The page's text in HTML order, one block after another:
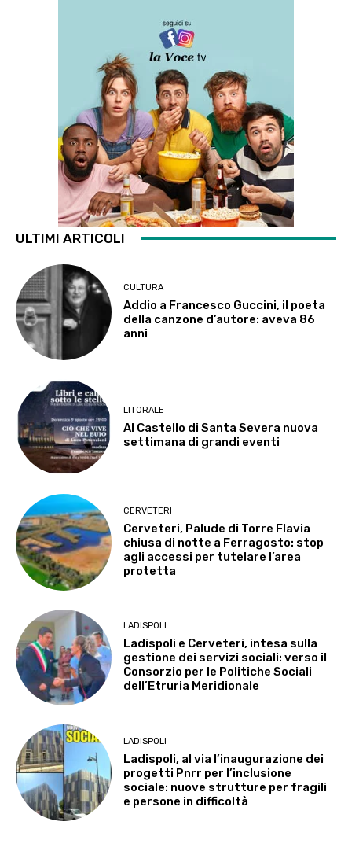
ULTIMI ARTICOLI
CULTURA
Addio a Francesco Guccini, il poeta
della canzone d’autore: aveva 86
anni
LITORALE
Al Castello di Santa Severa nuova
settimana di grandi eventi
CERVETERI
Cerveteri, Palude di Torre Flavia
chiusa di notte a Ferragosto: stop
agli accessi per tutelare l’area
protetta
LADISPOLI
Ladispoli e Cerveteri, intesa sulla
gestione dei servizi sociali: verso il
Consorzio per le Politiche Sociali
dell’Etruria Meridionale
LADISPOLI
Ladispoli, al via l’inaugurazione dei
progetti Pnrr per l’inclusione
sociale: nuove strutture per fragili
e persone in difficoltà